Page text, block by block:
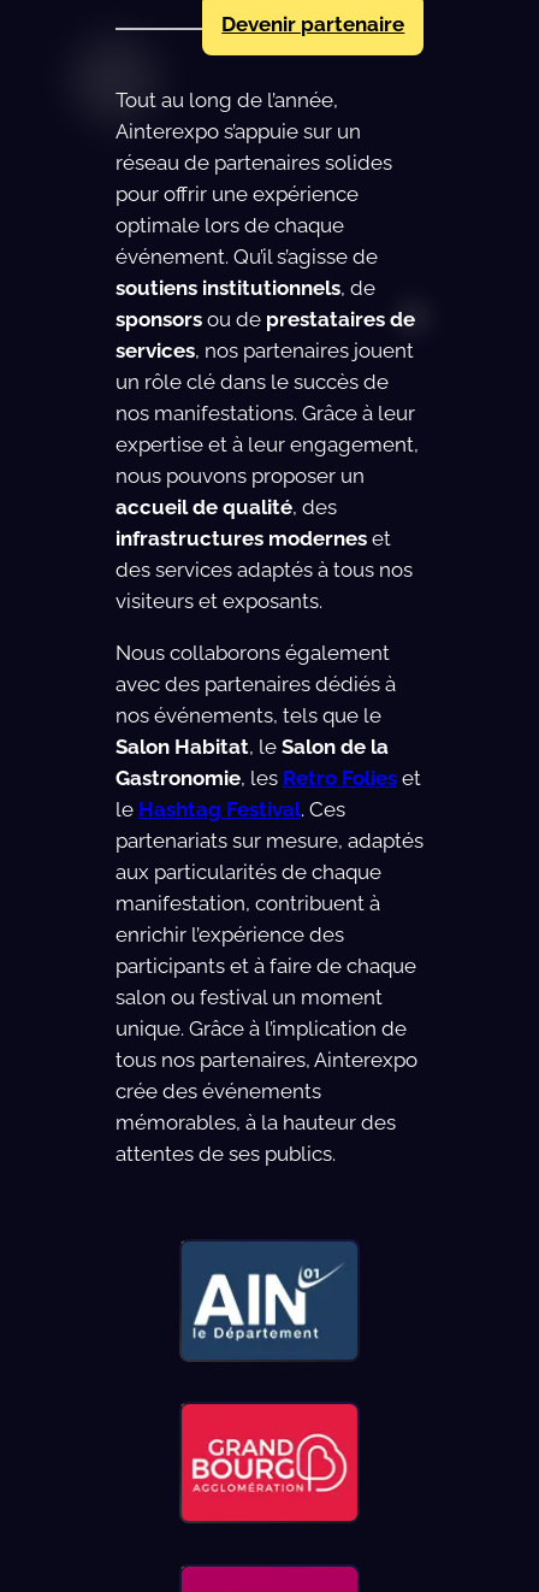
Devenir partenaire
Tout au long de l’année,
Ainterexpo s’appuie sur un
réseau de partenaires solides
pour offrir une expérience
optimale lors de chaque
événement. Qu’il s’agisse de
soutiens institutionnels, de
sponsors ou de prestataires de
services, nos partenaires jouent
un rôle clé dans le succès de
nos manifestations. Grâce à leur
expertise et à leur engagement,
nous pouvons proposer un
accueil de qualité, des
infrastructures moderneset
des services adaptés à tous nos
visiteurs et exposants.
Nous collaborons également
avec des partenaires dédiés à
nos événements, tels que le
Salon Habitat, le Salon de la
Gastronomie, les Retro Folieset
le Hashtag Festival. Ces
partenariats sur mesure, adaptés
aux particularités de chaque
manifestation, contribuent à
enrichir l’expérience des
participants et à faire de chaque
salon ou festival un moment
unique. Grâce à l’implication de
tous nos partenaires, Ainterexpo
crée des événements
mémorables, à la hauteur des
attentes de ses publics.